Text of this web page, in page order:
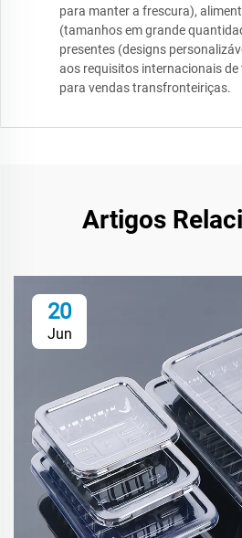
para manter a frescura),
(tamanhos em grande
presentes (designs
aos requisitos internacionais
para vendas transfronteiriças.
Artigos
20
Jun